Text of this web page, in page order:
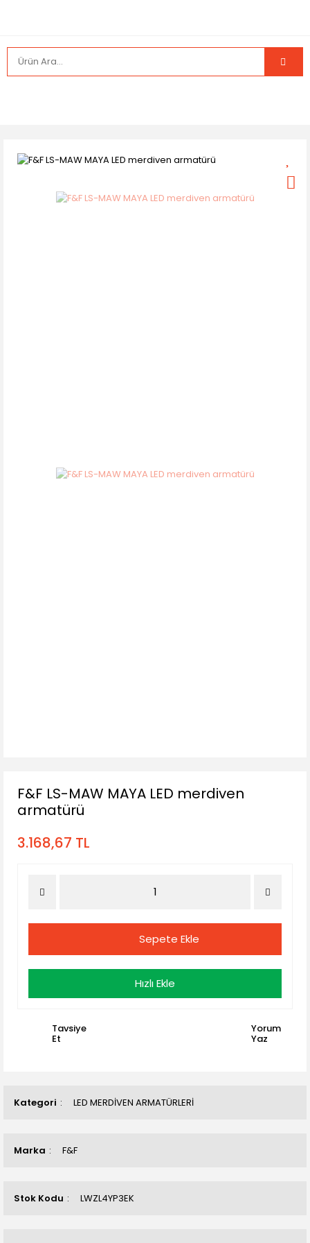
Kategori LED MERDİVEN ARMATÜRLERİ
Marka F&F
Stok Kodu LWZL4YP3EK
F&F LS-MAW MAYA LED merdiven
armatürü
3.168,67 TL
Sepete Ekle
Hızlı Ekle
Tavsiye
Et
Yorum
Yaz